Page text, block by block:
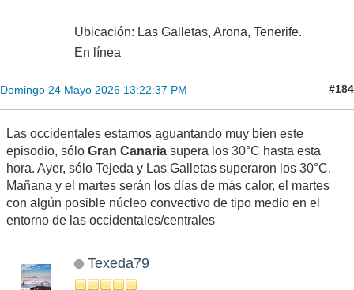
Ubicación: Las Galletas, Arona, Tenerife.
En línea
Domingo 24 Mayo 2026 13:22:37 PM #184
Las occidentales estamos aguantando muy bien este
episodio, sólo Gran Canaria supera los 30°C hasta esta
hora. Ayer, sólo Tejeda y Las Galletas superaron los 30°C.
Mañana y el martes serán los días de más calor, el martes
con algún posible núcleo convectivo de tipo medio en el
entorno de las occidentales/centrales
Texeda79